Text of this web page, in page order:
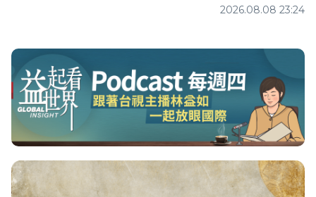
2026.08.08 23:24